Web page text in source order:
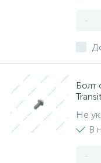
-
Болт
Не
В
-